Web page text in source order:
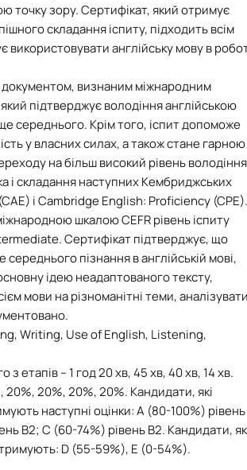
точку зору. Сертифікат, який отримує
складання іспиту, підходить всім
використовувати англійську мову в
документом, визнаним міжнародним
підтверджує володіння англійською
середнього. Крім того, іспит допоможе
у власних силах, а також стане гарною
на більш високий рівень володіння
і складання наступних Кембриджських
і Cambridge English: Proficiency (CPE).
шкалою CEFR рівень іспиту
Сертифікат підтверджує, що
пізнання в англійській мові,
ідею неадаптованого тексту,
мови на різноманітні теми,
Writing, Use of English, Listening,
з етапів– 1 год 20 хв, 45 хв, 40 хв, 14 хв.
20%, 20%, 20%, 20%. Кандидати, які
наступні оцінки: A (80-100%) рівень
B2; C (60-74%) рівень B2. Кандидати,
D (55-59%), E (0-54%).